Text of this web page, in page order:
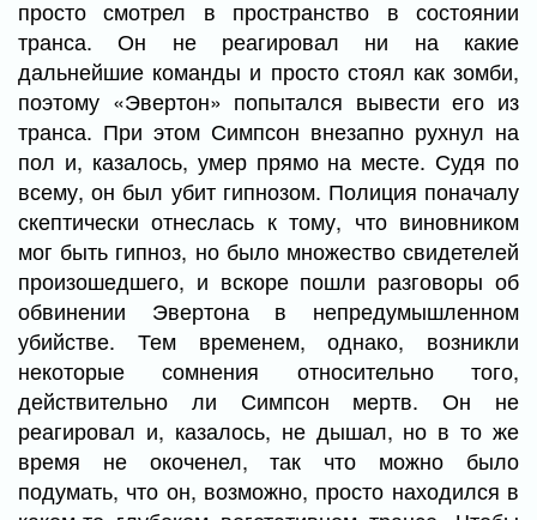
просто смотрел в пространство в состоянии
транса. Он не реагировал ни на какие
дальнейшие команды и просто стоял как зомби,
поэтому «Эвертон» попытался вывести его из
транса. При этом Симпсон внезапно рухнул на
пол и, казалось, умер прямо на месте. Судя по
всему, он был убит гипнозом. Полиция поначалу
скептически отнеслась к тому, что виновником
мог быть гипноз, но было множество свидетелей
произошедшего, и вскоре пошли разговоры об
обвинении Эвертона в непредумышленном
убийстве. Тем временем, однако, возникли
некоторые сомнения относительно того,
действительно ли Симпсон мертв. Он не
реагировал и, казалось, не дышал, но в то же
время не окоченел, так что можно было
подумать, что он, возможно, просто находился в